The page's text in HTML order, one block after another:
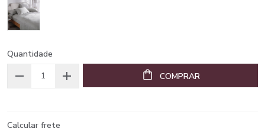
Quantidade
COMPRAR
Calcular frete